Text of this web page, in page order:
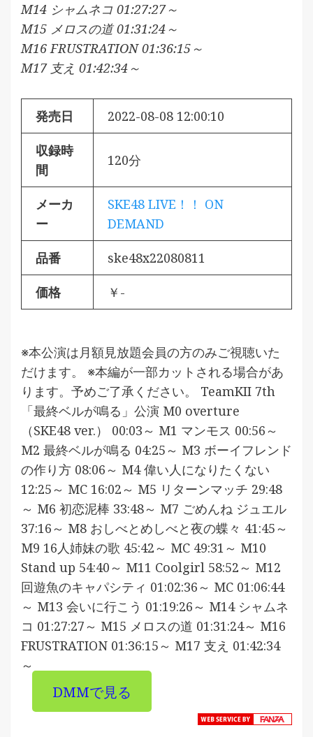
M14 シャムネコ 01:27:27～
M15 メロスの道 01:31:24～
M16 FRUSTRATION 01:36:15～
M17 支え 01:42:34～
発売日 2022-08-08 12:00:10
収録時
間
120分
メーカ
ー
SKE48 LIVE！！ ON
DEMAND
品番 ske48x22080811
価格 ￥-
※本公演は月額見放題会員の方のみご視聴いた
だけます。 ※本編が一部カットされる場合があ
ります。予めご了承ください。 TeamKII 7th
「最終ベルが鳴る」公演 M0 overture
（SKE48 ver.） 00:03～ M1 マンモス 00:56～
M2 最終ベルが鳴る 04:25～ M3 ボーイフレンド
の作り方 08:06～ M4 偉い人になりたくない
12:25～ MC 16:02～ M5 リターンマッチ 29:48
～ M6 初恋泥棒 33:48～ M7 ごめんね ジュエル
37:16～ M8 おしべとめしべと夜の蝶々 41:45～
M9 16人姉妹の歌 45:42～ MC 49:31～ M10
Stand up 54:40～ M11 Coolgirl 58:52～ M12
回遊魚のキャパシティ 01:02:36～ MC 01:06:44
～ M13 会いに行こう 01:19:26～ M14 シャムネ
コ 01:27:27～ M15 メロスの道 01:31:24～ M16
FRUSTRATION 01:36:15～ M17 支え 01:42:34
～
DMMで見る